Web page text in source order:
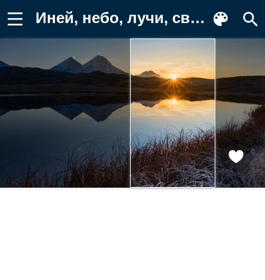
Иней, небо, лучи, свет, закат, солнце Фон для телефона